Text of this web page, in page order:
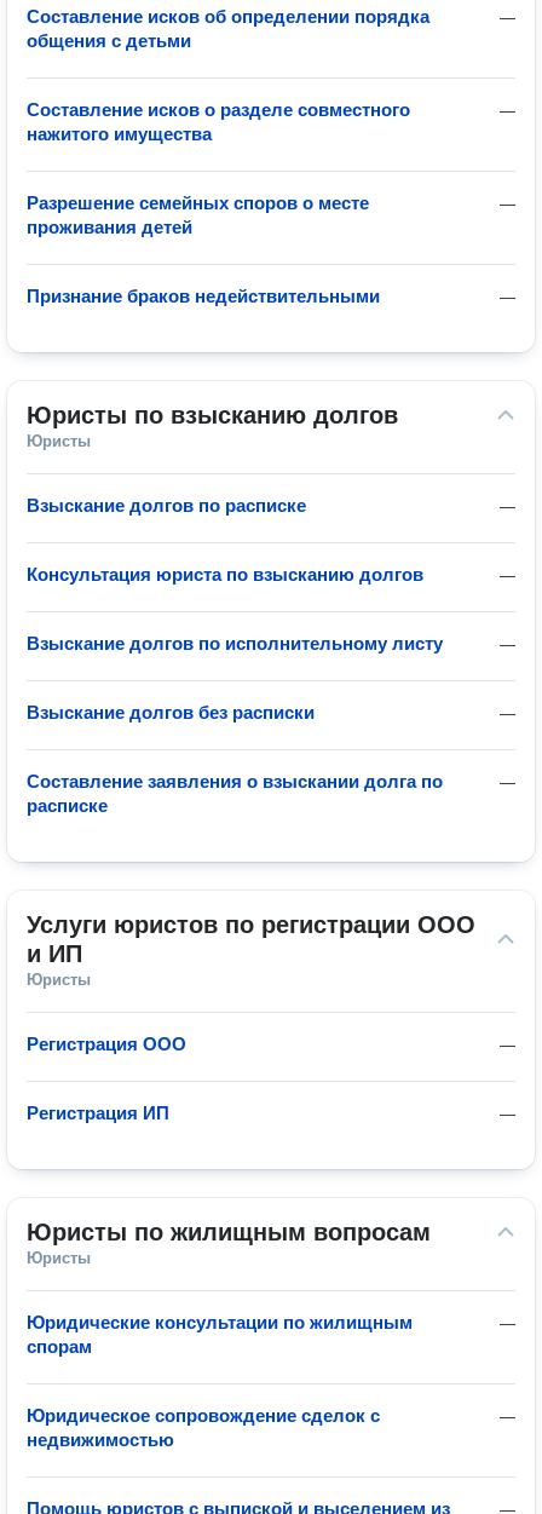
—
Составление исков об определении порядка
общения с детьми
—
Составление исков о разделе совместного
нажитого имущества
—
Разрешение семейных споров о месте
проживания детей
—
Признание браков недействительными
Юристы по взысканию долгов
Юристы
—
Взыскание долгов по расписке
—
Консультация юриста по взысканию долгов
—
Взыскание долгов по исполнительному листу
—
Взыскание долгов без расписки
—
Составление заявления о взыскании долга по
расписке
Услуги юристов по регистрации ООО
и ИП
Юристы
—
Регистрация ООО
—
Регистрация ИП
Юристы по жилищным вопросам
Юристы
—
Юридические консультации по жилищным
спорам
—
Юридическое сопровождение сделок с
недвижимостью
—
Помощь юристов с выпиской и выселением из